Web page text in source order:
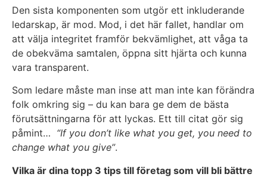
Den sista komponenten som utgör ett inkluderande
ledarskap, är mod. Mod, i det här fallet, handlar om
att välja integritet framför bekvämlighet, att våga ta
de obekväma samtalen, öppna sitt hjärta och kunna
vara transparent.
Som ledare måste man inse att man inte kan förändra
folk omkring sig – du kan bara ge dem de bästa
förutsättningarna för att lyckas. Ett till citat gör sig
påmint… “If you don’t like what you get, you need to
change what you give”.
Vilka är dina topp 3 tips till företag som vill bli bättre